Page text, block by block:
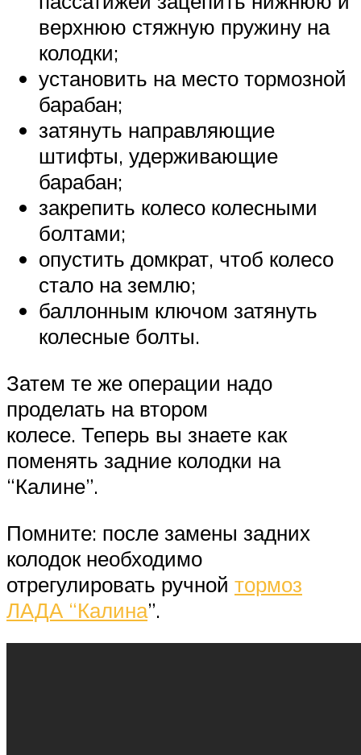
верхнюю стяжную пружину на
колодки;
установить на место тормозной
барабан;
затянуть направляющие
штифты, удерживающие
барабан;
закрепить колесо колесными
болтами;
опустить домкрат, чтоб колесо
стало на землю;
баллонным ключом затянуть
колесные болты.
Затем те же операции надо
проделать на втором
колесе. Теперь вы знаете как
поменять задние колодки на
“Калине”.
Помните: после замены задних
колодок необходимо
отрегулировать ручной тормоз
ЛАДА “Калина”.